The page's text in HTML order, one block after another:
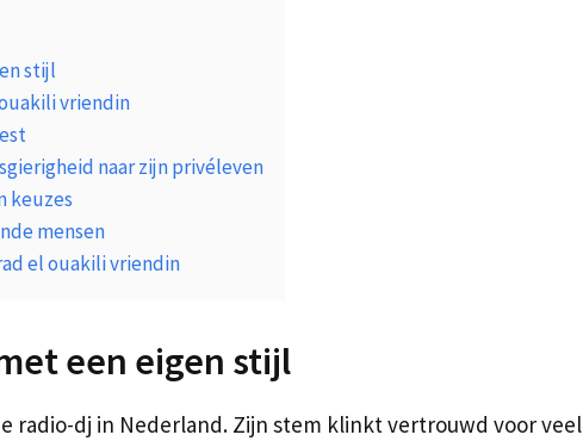
stijl
vriendin
naar zijn privéleven
keuzes
mensen
el ouakili vriendin
een eigen stijl
radio-dj in Nederland. Zijn stem klinkt vertrouwd voor veel